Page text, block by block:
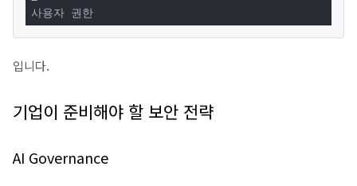
사용자 권한
입니다.
기업이 준비해야 할 보안 전략
AI Governance